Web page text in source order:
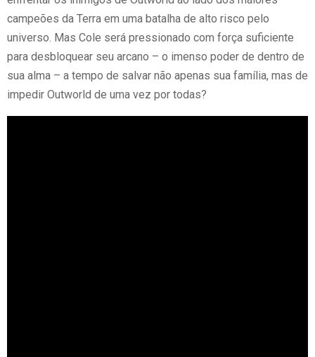
campeões da Terra em uma batalha de alto risco pelo
universo. Mas Cole será pressionado com força suficiente
para desbloquear seu arcano – o imenso poder de dentro de
sua alma – a tempo de salvar não apenas sua família, mas de
impedir Outworld de uma vez por todas?